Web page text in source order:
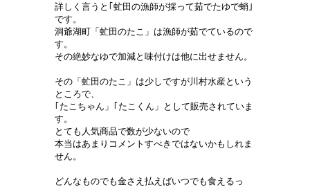
詳しく言うと｢虻田の漁師が採って茹でたゆで蛸｣
です。
洞爺湖町「虻田のたこ」は漁師が茹でているので
す。
その絶妙なゆで加減と味付けは他に出せません。
その「虻田のたこ」は少しですが川村水産という
ところで、
｢たこちゃん」｢たこくん」として販売されていま
す。
とても人気商品で数が少ないので
本当はあまりコメントすべきではないかもしれま
せん。
どんなものでも金さえ払えばいつでも食えるっ